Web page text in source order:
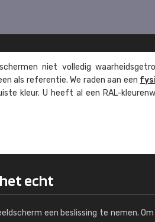
niet volledig
als referentie. We raden aan een
kleur. U heeft al een RAL-
het echt
een beslissing te nemen.
Kambier BV